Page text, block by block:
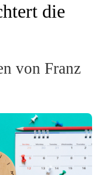
die
von Franz